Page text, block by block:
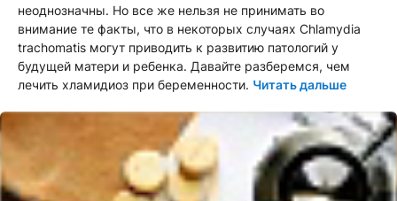
неоднозначны. Но все же нельзя не принимать во
внимание те факты, что в некоторых случаях Chlamydia
trachomatis могут приводить к развитию патологий у
будущей матери и ребенка. Давайте разберемся, чем
лечить хламидиоз при беременности. Читать дальше